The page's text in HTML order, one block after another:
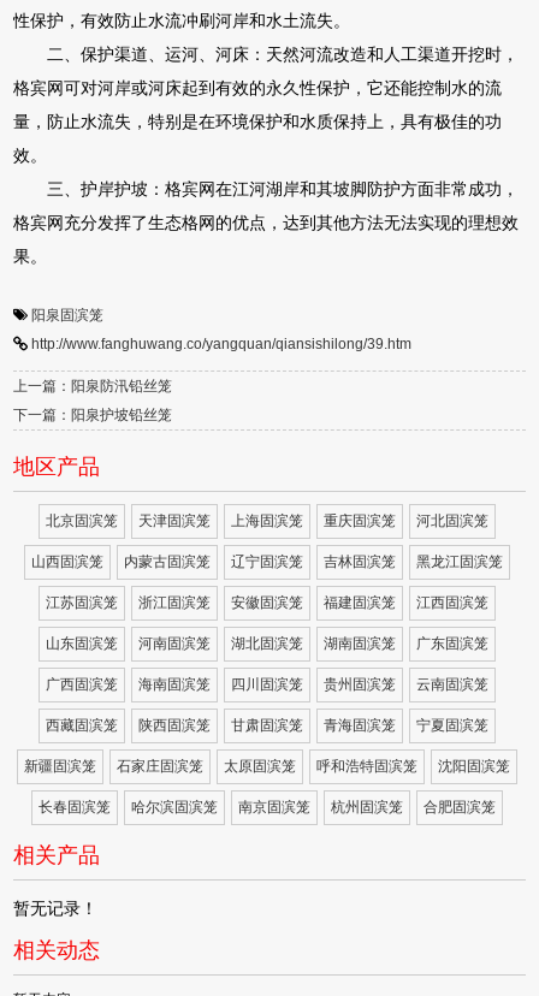
性保护，有效防止水流冲刷河岸和水土流失。
二、保护渠道、运河、河床：天然河流改造和人工渠道开挖时，
格宾网可对河岸或河床起到有效的永久性保护，它还能控制水的流
量，防止水流失，特别是在环境保护和水质保持上，具有极佳的功
效。
三、护岸护坡：格宾网在江河湖岸和其坡脚防护方面非常成功，
格宾网充分发挥了生态格网的优点，达到其他方法无法实现的理想效
果。
阳泉固滨笼
http://www.fanghuwang.co/yangquan/qiansishilong/39.htm
上一篇：阳泉防汛铅丝笼
下一篇：阳泉护坡铅丝笼
地区产品
北京固滨笼 天津固滨笼 上海固滨笼 重庆固滨笼 河北固滨笼
山西固滨笼 内蒙古固滨笼 辽宁固滨笼 吉林固滨笼 黑龙江固滨笼
江苏固滨笼 浙江固滨笼 安徽固滨笼 福建固滨笼 江西固滨笼
山东固滨笼 河南固滨笼 湖北固滨笼 湖南固滨笼 广东固滨笼
广西固滨笼 海南固滨笼 四川固滨笼 贵州固滨笼 云南固滨笼
西藏固滨笼 陕西固滨笼 甘肃固滨笼 青海固滨笼 宁夏固滨笼
新疆固滨笼 石家庄固滨笼 太原固滨笼 呼和浩特固滨笼 沈阳固滨笼
长春固滨笼 哈尔滨固滨笼 南京固滨笼 杭州固滨笼 合肥固滨笼
相关产品
暂无记录！
相关动态